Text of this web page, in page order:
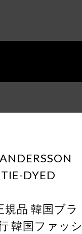
DYED
品 韓国ブラ
韓国ファッシ